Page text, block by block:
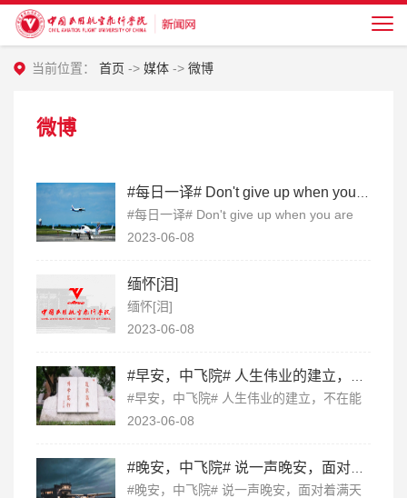
当前位置： 首页 -> 媒体 -> 微博
微博
#每日一译# Don't give up when you are
able to fly. 当你能飞的时候就不要放弃飞。 ​​​
2023-06-08
缅怀[泪]
缅怀[泪]
2023-06-08
#早安，中飞院# 人生伟业的建立，不在能
知，乃在能行。 早安，这里是中飞院。 ​​​
2023-06-08
#晚安，中飞院# 说一声晚安，面对着满天